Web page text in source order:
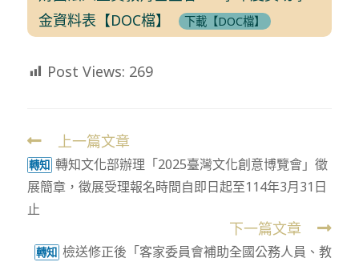
金資料表【DOC檔】
下載【DOC檔】
Post Views: 269
Read
more
articles
上一篇文章
轉知 轉知文化部辦理「2025臺灣文化創意博覽會」徵
展簡章，徵展受理報名時間自即日起至114年3月31日
止
下一篇文章
轉知 檢送修正後「客家委員會補助全國公務人員、教